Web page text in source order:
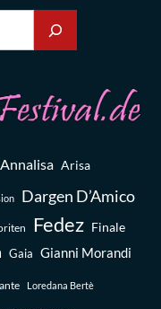
Annalisa Arisa
Dargen D’Amico
Fedez Finale
Gaia Gianni Morandi
Loredana Bertè